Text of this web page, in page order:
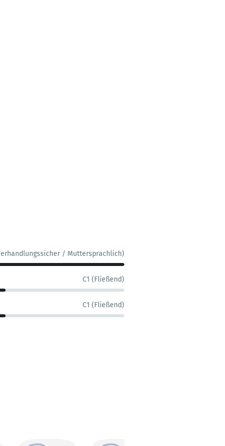
/ Muttersprachlich)
C1 (Fließend)
C1 (Fließend)